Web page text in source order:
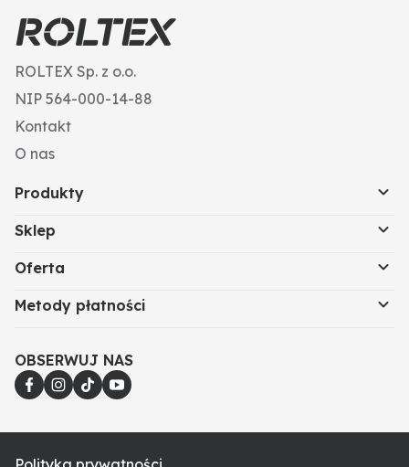
ROLTEX Sp. z o.o.
NIP 564-000-14-88
Kontakt
O nas
Produkty
Sklep
Oferta
Metody płatności
OBSERWUJ NAS